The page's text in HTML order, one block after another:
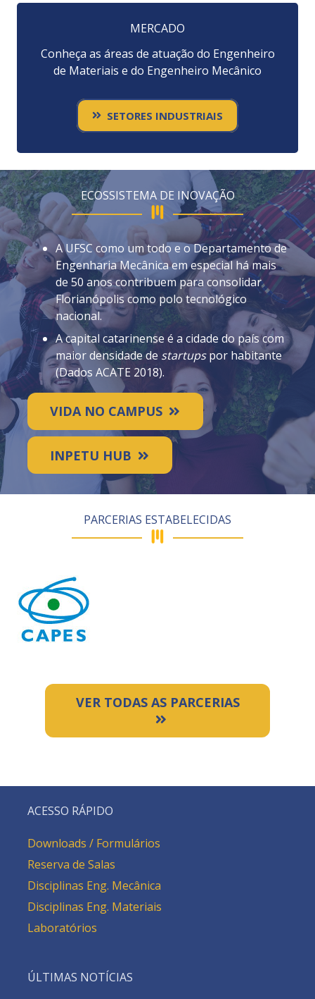
MERCADO
Conheça as áreas de atuação do Engenheiro
de Materiais e do Engenheiro Mecânico
SETORES INDUSTRIAIS
ECOSSISTEMA DE INOVAÇÃO
A UFSC como um todo e o Departamento de
Engenharia Mecânica em especial há mais
de 50 anos contribuem para consolidar
Florianópolis como polo tecnológico
nacional.
A capital catarinense é a cidade do país com
maior densidade de startupspor habitante
(Dados ACATE 2018).
VIDA NO CAMPUS
INPETU HUB
PARCERIAS ESTABELECIDAS
VER TODAS AS PARCERIAS
ACESSO RÁPIDO
Downloads / Formulários
Reserva de Salas
Disciplinas Eng. Mecânica
Disciplinas Eng. Materiais
Laboratórios
ÚLTIMAS NOTÍCIAS